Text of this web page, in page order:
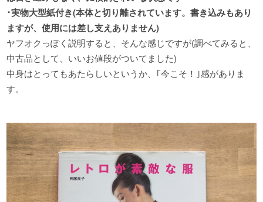
･実物大型紙付き(本体と切り離されています。書き込みもあり
ますが、使用には差し支えありません)
ヤフオクっぽく説明すると、そんな感じですが(調べてみると、
中古品として、いいお値段がついてました)
中身はとってもあたらしいというか、｢今こそ！｣感がありま
す。